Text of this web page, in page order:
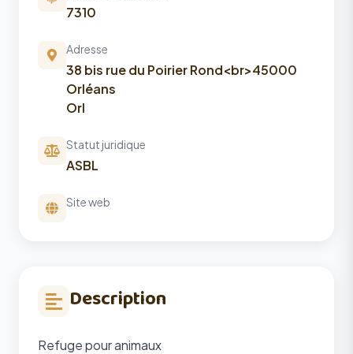
7310
Adresse
38 bis rue du Poirier Rond<br>45000
Orléans
Orl
Statut juridique
ASBL
Site web
Description
Refuge pour animaux